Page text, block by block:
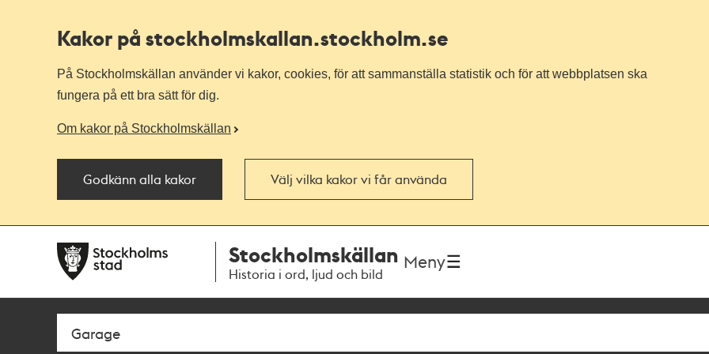
Kakor på stockholmskallan.stockholm.se
På Stockholmskällan använder vi kakor, cookies, för att sammanställa statistik och för att webbplatsen ska
fungera på ett bra sätt för dig.
Om kakor på Stockholmskällan
Godkänn alla kakor Välj vilka kakor vi får använda
navigationen
huvudinnehållet
Stockholmskällan
Historia i ord, ljud och bild
Meny
Sök